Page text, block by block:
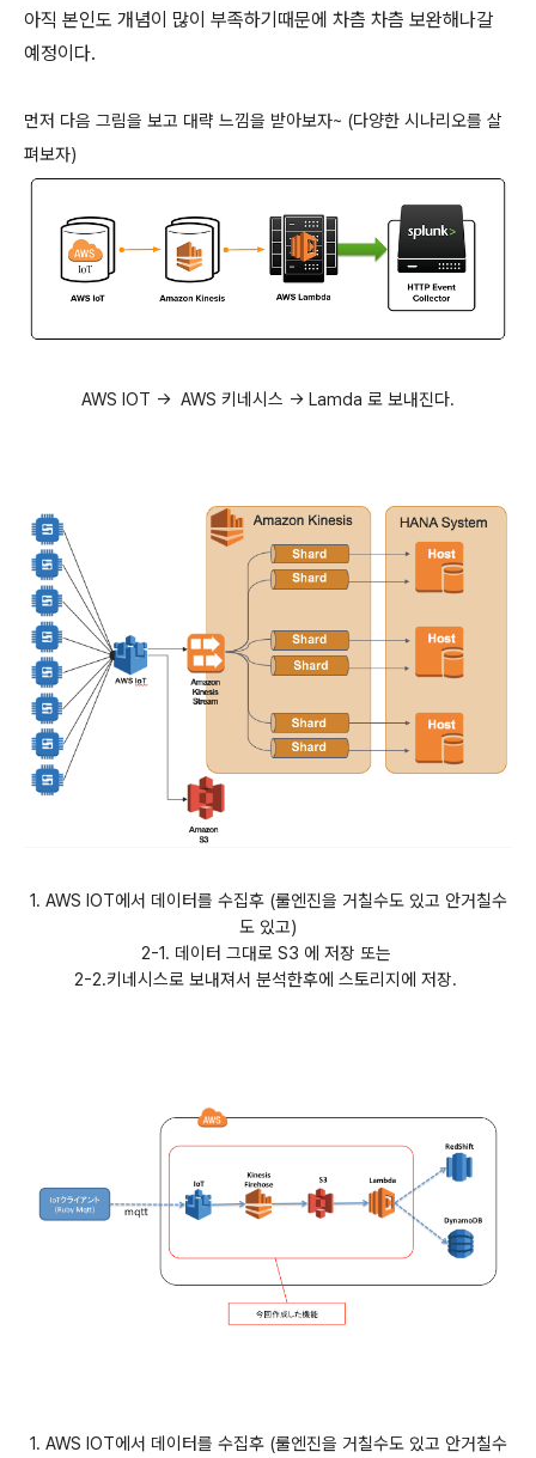
아직 본인도 개념이 많이 부족하기때문에 차츰 차츰 보완해나갈
예정이다.
먼저 다음 그림을 보고 대략 느낌을 받아보자~ (다양한 시나리오를 살
펴보자)
AWS IOT -> AWS 키네시스 -> Lamda 로 보내진다.
1. AWS IOT에서 데이터를 수집후 (룰엔진을 거칠수도 있고 안거칠수
도 있고)
2-1. 데이터 그대로 S3 에 저장 또는
2-2.키네시스로 보내져서 분석한후에 스토리지에 저장.
1. AWS IOT에서 데이터를 수집후 (룰엔진을 거칠수도 있고 안거칠수